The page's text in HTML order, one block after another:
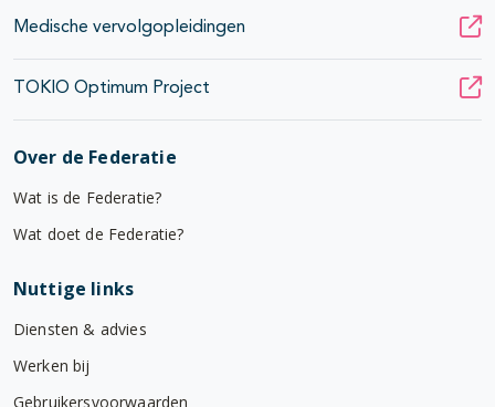
Medische vervolgopleidingen
TOKIO Optimum Project
Over de Federatie
Wat is de Federatie?
Wat doet de Federatie?
Nuttige links
Diensten & advies
Werken bij
Gebruikersvoorwaarden